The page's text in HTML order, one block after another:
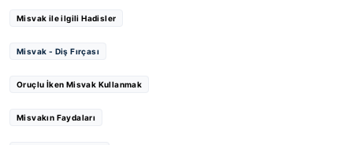
Misvak ile ilgili Hadisler
Misvak - Diş Fırçası
Oruçlu İken Misvak Kullanmak
Misvakın Faydaları